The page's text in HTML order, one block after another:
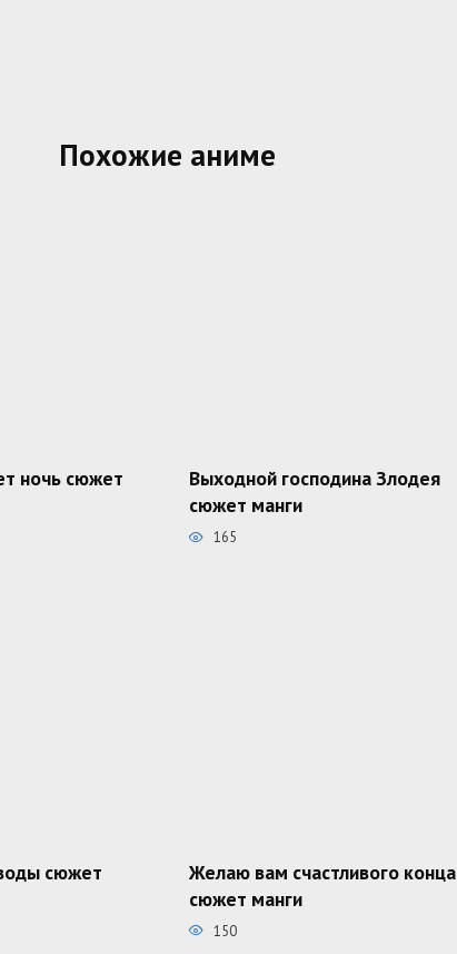
Похожие аниме
ночь сюжет
Выходной господина Злодея
сюжет манги
165
сюжет
Желаю вам счастливого конца
сюжет манги
150